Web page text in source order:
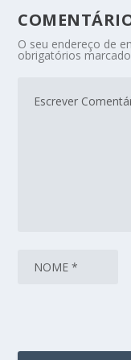
O seu endereço de
obrigatórios